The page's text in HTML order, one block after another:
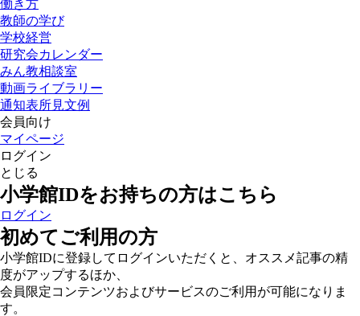
働き方
教師の学び
学校経営
研究会カレンダー
みん教相談室
動画ライブラリー
通知表所見文例
会員向け
マイページ
ログイン
とじる
小学館IDをお持ちの方はこちら
ログイン
初めてご利用の方
小学館IDに登録してログインいただくと、オススメ記事の精
度がアップするほか、
会員限定コンテンツおよびサービスのご利用が可能になりま
す。